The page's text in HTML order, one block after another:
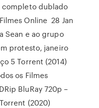
completo dublado
Online 28 Jan
Sean e ao grupo
protesto, janeiro
5 Torrent (2014)
os Filmes
BluRay 720p –
(2020)